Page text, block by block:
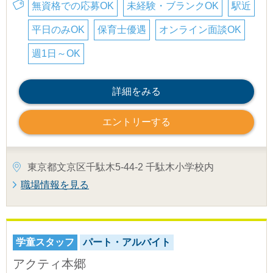
無資格での応募OK 未経験・ブランクOK 駅近
平日のみOK 保育士優遇 オンライン面談OK
週1日～OK
詳細をみる
エントリーする
東京都文京区千駄木5-44-2 千駄木小学校内
職場情報を見る
学童スタッフ パート・アルバイト
アクティ本郷